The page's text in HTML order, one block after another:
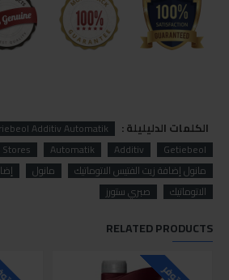
الكلمات الدليليلة : Additiv Automatik
Getiebeol
Additiv
Automatik
مانول إضافة زيت الفتيس الاتوماتيك
مانول
الاتوماتيك
صبري ستورز
RELATED PRODUCTS